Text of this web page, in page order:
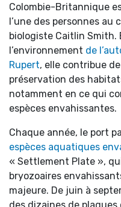
Colombie-Britannique
l’une des personnes
biologiste Caitlin
l’environnement de
Rupert, elle contribue
préservation des
notamment en ce qui
espèces envahissantes.
Chaque année, le port
espèces aquatiques
« Settlement Plate »,
bryozoaires
majeure. De juin à